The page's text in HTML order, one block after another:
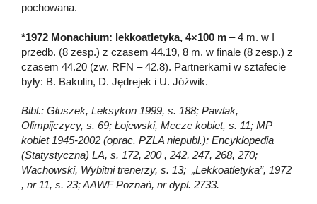
pochowana.
*1972 Monachium: lekkoatletyka, 4×100 m – 4 m. w I
przedb. (8 zesp.) z czasem 44.19, 8 m. w finale (8 zesp.) z
czasem 44.20 (zw. RFN – 42.8). Partnerkami w sztafecie
były: B. Bakulin, D. Jędrejek i U. Jóźwik.
Bibl.: Głuszek, Leksykon 1999, s. 188; Pawlak,
Olimpijczycy, s. 69; Łojewski, Mecze kobiet, s. 11; MP
kobiet 1945-2002 (oprac. PZLA niepubl.); Encyklopedia
(Statystyczna) LA, s. 172, 200 , 242, 247, 268, 270;
Wachowski, Wybitni trenerzy, s. 13; „Lekkoatletyka”, 1972
, nr 11, s. 23; AAWF Poznań, nr dypl. 2733.